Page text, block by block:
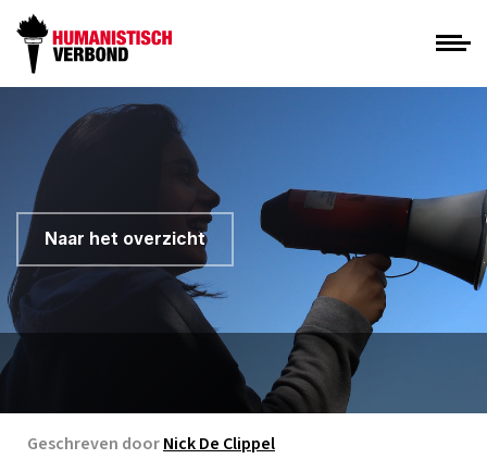
Naar het overzicht
Geschreven doorNick De Clippel